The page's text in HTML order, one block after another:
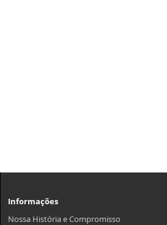
Informações
Nossa História e Compromisso